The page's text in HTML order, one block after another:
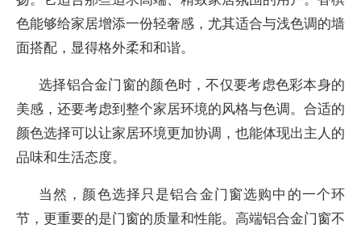
色能够给家居增添一份轻奢感，尤其适合与浅色调的墙
面搭配，显得格外柔和和谐。
选择铝合金门窗的颜色时，不仅要考虑色彩本身的
美感，还要考虑到整个家居环境的风格与色调。合适的
颜色选择可以让家居环境更加协调，也能体现出主人的
品味和生活态度。
当然，颜色选择只是铝合金门窗选购中的一个环
节，更重要的是门窗的质量和性能。高端铝合金门窗不